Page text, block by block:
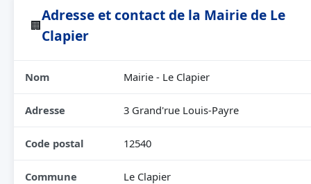
🏢
Adresse et contact de la Mairie de Le
Clapier
Nom Mairie - Le Clapier
Adresse 3 Grand'rue Louis-Payre
Code postal 12540
Commune Le Clapier